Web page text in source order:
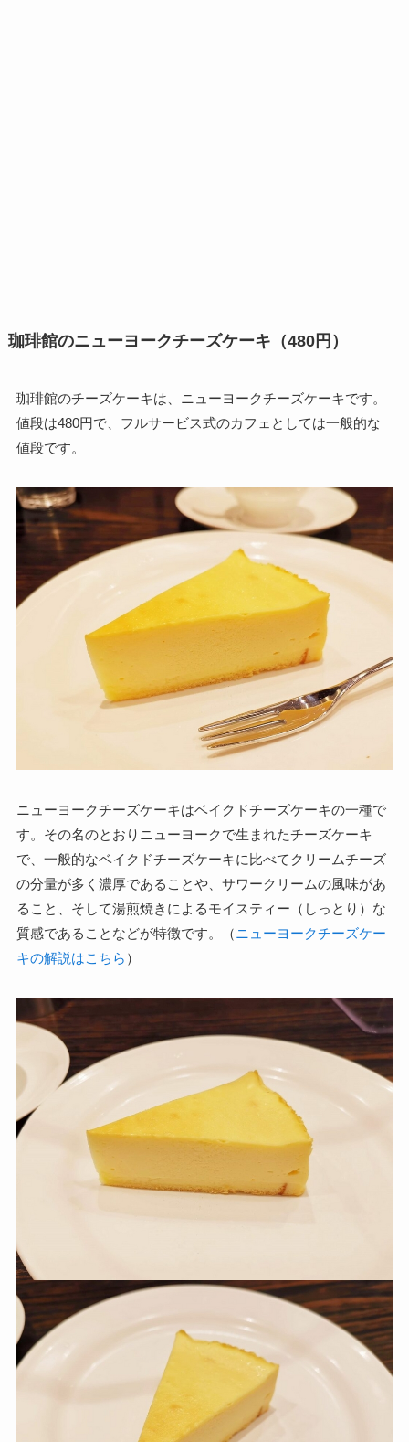
珈琲館のニューヨークチーズケーキ（480円）
珈琲館のチーズケーキは、ニューヨークチーズケーキです。
値段は480円で、フルサービス式のカフェとしては一般的な
値段です。
ニューヨークチーズケーキはベイクドチーズケーキの一種で
す。その名のとおりニューヨークで生まれたチーズケーキ
で、一般的なベイクドチーズケーキに比べてクリームチーズ
の分量が多く濃厚であることや、サワークリームの風味があ
ること、そして湯煎焼きによるモイスティー（しっとり）な
質感であることなどが特徴です。（ニューヨークチーズケー
キの解説はこちら ）